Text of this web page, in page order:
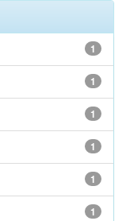
1
1
1
1
1
1